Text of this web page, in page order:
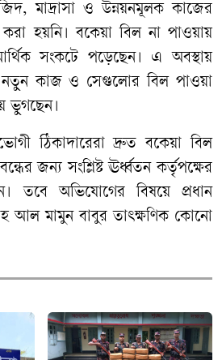
মাদ্রাসা ও উন্নয়নমূলক কাজের
হয়নি। বকেয়া বিল না পাওয়ায়
সংকটে পড়েছেন। এ অবস্থায়
নতুন কাজ ও সেগুলোর বিল পাওয়া
ভুগছেন।
ঠিকাদারেরা দ্রুত বকেয়া বিল
জন্য সংশ্লিষ্ট ঊর্ধ্বতন কর্তৃপক্ষের
তবে অভিযোগের বিষয়ে প্রধান
আল মামুন বাবুর তাৎক্ষণিক কোনো